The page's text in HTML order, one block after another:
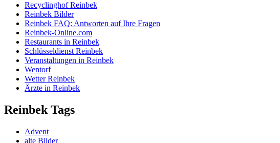
Recyclinghof Reinbek
Reinbek Bilder
Reinbek FAQ: Antworten auf Ihre Fragen
Reinbek-Online.com
Restaurants in Reinbek
Schlüsseldienst Reinbek
Veranstaltungen in Reinbek
Wentorf
Wetter Reinbek
Ärzte in Reinbek
Reinbek Tags
Advent
alte Bilder